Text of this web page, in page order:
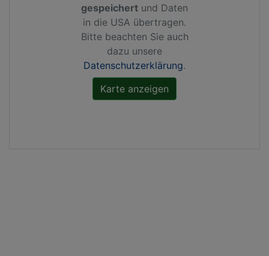
gespeichert und Daten
in die USA übertragen.
Bitte beachten Sie auch
dazu unsere
Datenschutzerklärung.